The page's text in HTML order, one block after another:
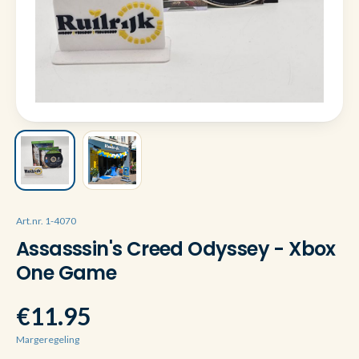
Art.nr. 1-4070
Assasssin's Creed Odyssey - Xbox
One Game
€11.95
Margeregeling